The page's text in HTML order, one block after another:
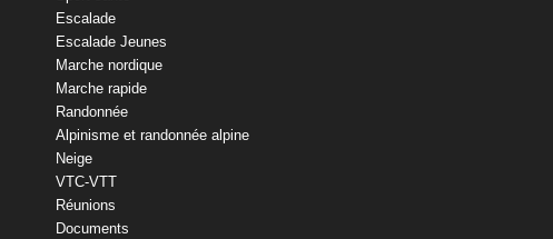
Escalade
Escalade Jeunes
Marche nordique
Marche rapide
Randonnée
Alpinisme et randonnée alpine
Neige
VTC-VTT
Réunions
Documents